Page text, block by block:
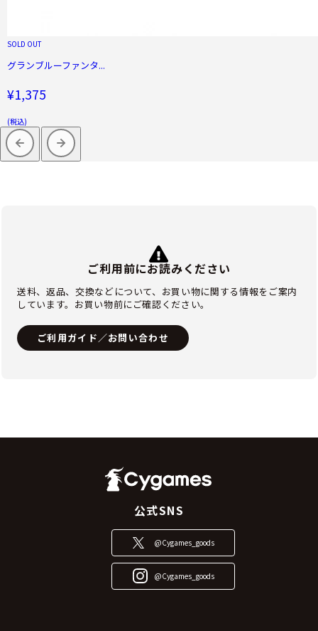
SOLD OUT
グランブルーファンタ...
¥1,375
(税込)
ご利用前にお読みください
送料、返品、交換などについて、お買い物に関する情報をご案内
しています。お買い物前にご確認ください。
ご利用ガイド／お問い合わせ
公式SNS
@Cygames_goods
@Cygames_goods